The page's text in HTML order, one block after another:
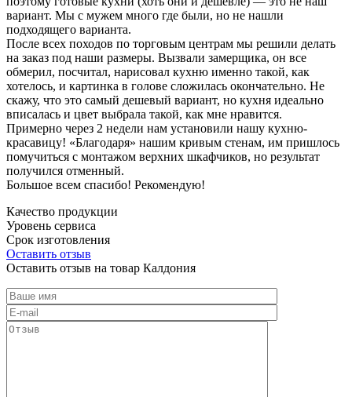
вариант. Мы с мужем много где были, но не нашли
подходящего варианта.
После всех походов по торговым центрам мы решили делать
на заказ под наши размеры. Вызвали замерщика, он все
обмерил, посчитал, нарисовал кухню именно такой, как
хотелось, и картинка в голове сложилась окончательно. Не
скажу, что это самый дешевый вариант, но кухня идеально
вписалась и цвет выбрала такой, как мне нравится.
Примерно через 2 недели нам установили нашу кухню-
красавицу! «Благодаря» нашим кривым стенам, им пришлось
помучиться с монтажом верхних шкафчиков, но результат
получился отменный.
Большое всем спасибо! Рекомендую!
Качество продукции
Уровень сервиса
Срок изготовления
Оставить отзыв
Оставить отзыв на товар Калдония